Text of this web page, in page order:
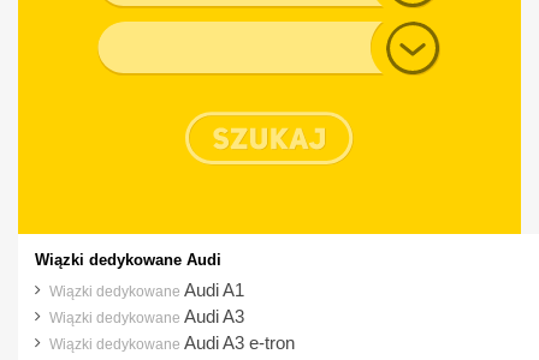
Wiązki dedykowane Audi
Wiązki dedykowane Audi A1
Wiązki dedykowane Audi A3
Wiązki dedykowane Audi A3 e-tron